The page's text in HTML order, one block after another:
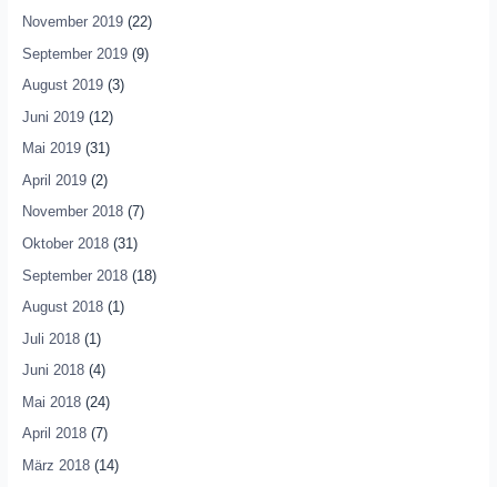
November 2019(22)
September 2019(9)
August 2019(3)
Juni 2019(12)
Mai 2019(31)
April 2019(2)
November 2018(7)
Oktober 2018(31)
September 2018(18)
August 2018(1)
Juli 2018(1)
Juni 2018(4)
Mai 2018(24)
April 2018(7)
März 2018(14)